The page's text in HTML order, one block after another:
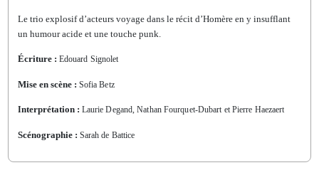
Le trio explosif d’acteurs voyage dans le récit d’Homère en y insufflant
un humour acide et une touche punk.
Écriture : Edouard Signolet
Mise en scène : Sofia Betz
Interprétation : Laurie Degand, Nathan Fourquet-Dubart et Pierre Haezaert
Scénographie : Sarah de Battice